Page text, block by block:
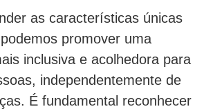
as características únicas
promover uma
inclusiva e acolhedora para
independentemente de
É fundamental reconhecer